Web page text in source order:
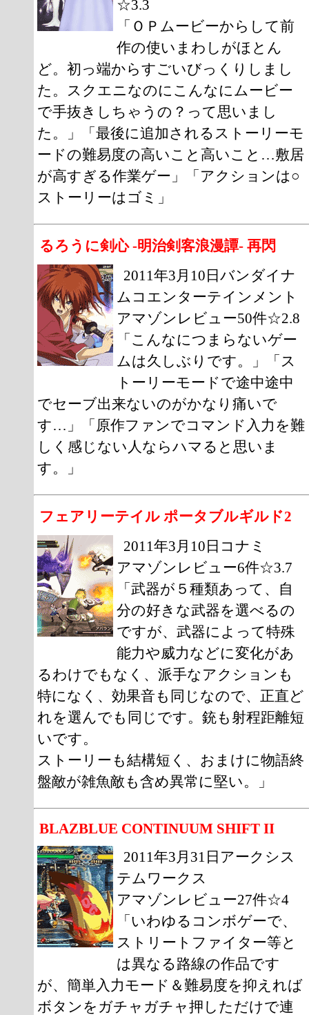
☆3.3
「ＯＰムービーからして前
作の使いまわしがほとん
ど。初っ端からすごいびっくりしまし
た。スクエニなのにこんなにムービー
で手抜きしちゃうの？って思いまし
た。」「最後に追加されるストーリーモ
ードの難易度の高いこと高いこと…敷居
が高すぎる作業ゲー」「アクションは○
ストーリーはゴミ」
るろうに剣心 -明治剣客浪漫譚- 再閃
2011年3月10日バンダイナ
ムコエンターテインメント
アマゾンレビュー50件☆2.8
「こんなにつまらないゲー
ムは久しぶりです。」「ス
トーリーモードで途中途中
でセーブ出来ないのがかなり痛いで
す…」「原作ファンでコマンド入力を難
しく感じない人ならハマると思いま
す。」
フェアリーテイル ポータブルギルド2
2011年3月10日コナミ
アマゾンレビュー6件☆3.7
「武器が５種類あって、自
分の好きな武器を選べるの
ですが、武器によって特殊
能力や威力などに変化があ
るわけでもなく、派手なアクションも
特になく、効果音も同じなので、正直ど
れを選んでも同じです。銃も射程距離短
いです。
ストーリーも結構短く、おまけに物語終
盤敵が雑魚敵も含め異常に堅い。」
BLAZBLUE CONTINUUM SHIFT II
2011年3月31日アークシス
テムワークス
アマゾンレビュー27件☆4
「いわゆるコンボゲーで、
ストリートファイター等と
は異なる路線の作品です
が、簡単入力モード＆難易度を抑えれば
ボタンをガチャガチャ押しただけで連